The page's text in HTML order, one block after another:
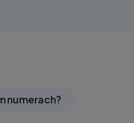
numerach?